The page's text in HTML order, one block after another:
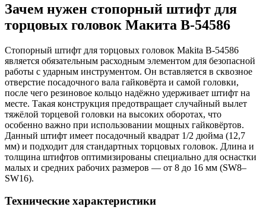
Зачем нужен стопорный штифт для
торцовых головок Макита B-54586
Стопорный штифт для торцовых головок Makita B-54586
является обязательным расходным элементом для безопасной
работы с ударным инструментом. Он вставляется в сквозное
отверстие посадочного вала гайковёрта и самой головки,
после чего резиновое кольцо надёжно удерживает штифт на
месте. Такая конструкция предотвращает случайный вылет
тяжёлой торцевой головки на высоких оборотах, что
особенно важно при использовании мощных гайковёртов.
Данный штифт имеет посадочный квадрат 1/2 дюйма (12,7
мм) и подходит для стандартных торцовых головок. Длина и
толщина штифтов оптимизированы специально для оснастки
малых и средних рабочих размеров — от 8 до 16 мм (SW8–
SW16).
Технические характеристики